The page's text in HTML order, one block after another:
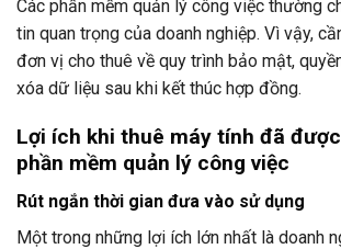
Các phần mềm quản lý công việc thường
tin quan trọng của doanh nghiệp. Vì vậy,
đơn vị cho thuê về quy trình bảo mật,
xóa dữ liệu sau khi kết thúc hợp đồng.
Lợi ích khi thuê máy tính đã
phần mềm quản lý công việc
Rút ngắn thời gian đưa vào sử dụng
Một trong những lợi ích lớn nhất là doanh